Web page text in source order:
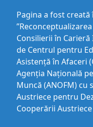
Pagina a fost
Consilierii în Carieră
de Centrul pentru
Asistenţă în Afaceri
Agenția Națională
Muncă (ANOFM)
Austriece pentru
Cooperării